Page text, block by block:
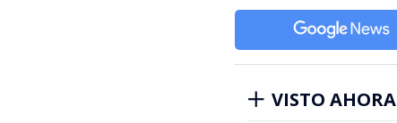
VISTO AHORA